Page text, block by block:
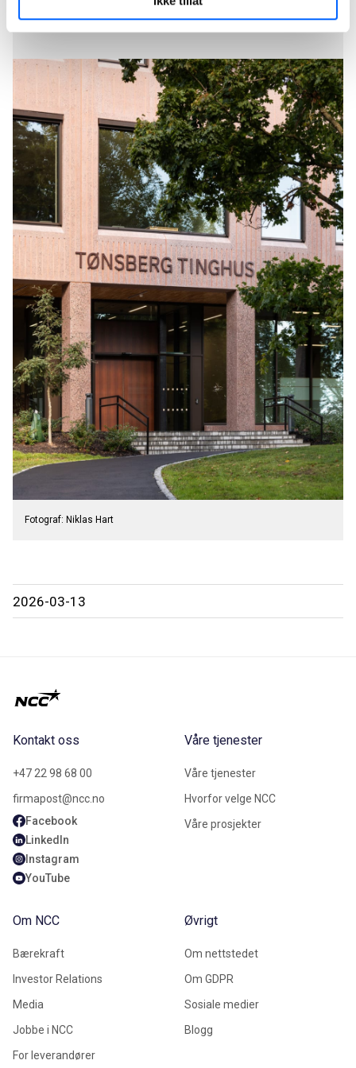
Send epost
Fotograf: Niklas Hart
2026-03-13
Kontakt oss
+47 22 98 68 00
firmapost@ncc.no
Facebook
LinkedIn
Instagram
YouTube
Våre tjenester
Våre tjenester
Hvorfor velge NCC
Våre prosjekter
Om NCC
Bærekraft
Investor Relations
Media
Jobbe i NCC
For leverandører
Øvrigt
Om nettstedet
Om GDPR
Sosiale medier
Blogg